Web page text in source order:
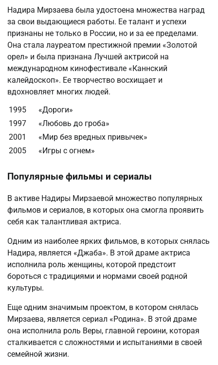
Надира Мирзаева была удостоена множества наград
за свои выдающиеся работы. Ее талант и успехи
признаны не только в России, но и за ее пределами.
Она стала лауреатом престижной премии «Золотой
орел» и была признана Лучшей актрисой на
международном кинофестивале «Каннский
калейдоскоп». Ее творчество восхищает и
вдохновляет многих людей.
1995
«Дороги»
1997
«Любовь до гроба»
2001
«Мир без вредных привычек»
2005
«Игры с огнем»
Популярные фильмы и сериалы
В активе Надиры Мирзаевой множество популярных
фильмов и сериалов, в которых она смогла проявить
себя как талантливая актриса.
Одним из наиболее ярких фильмов, в которых снялась
Надира, является «Джаба». В этой драме актриса
исполнила роль женщины, которой предстоит
бороться с традициями и нормами своей родной
культуры.
Еще одним значимым проектом, в котором снялась
Мирзаева, является сериал «Родина». В этой драме
она исполнила роль Веры, главной героини, которая
сталкивается с сложностями и испытаниями в своей
семейной жизни.